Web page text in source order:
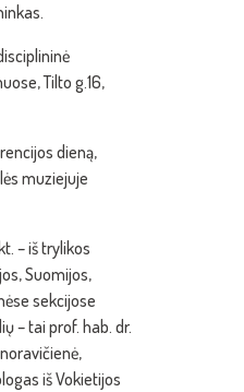
Tilto g.16,
dieną,
muziejuje
– iš trylikos
Suomijos,
sekcijose
– tai prof. hab. dr.
iš Vokietijos